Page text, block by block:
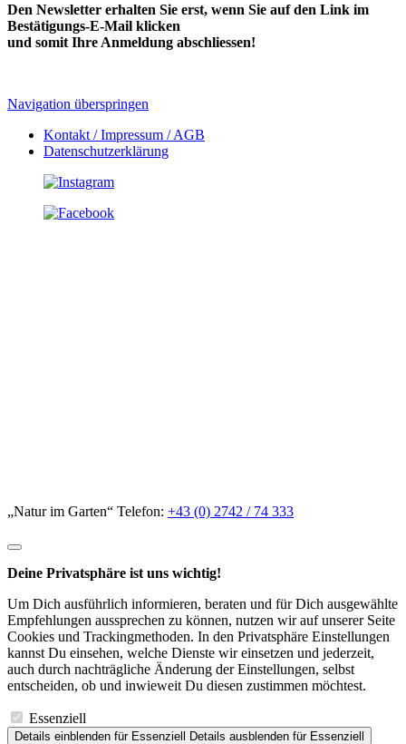
Den Newsletter erhalten Sie erst, wenn Sie auf den Link im
Bestätigungs-E-Mail klicken
und somit Ihre Anmeldung abschliessen!
Navigation überspringen
Kontakt / Impressum / AGB
Datenschutzerklärung
„Natur im Garten“ Telefon: +43 (0) 2742 / 74 333
Deine Privatsphäre ist uns wichtig!
Um Dich ausführlich informieren, beraten und für Dich ausgewählte
Empfehlungen aussprechen zu können, nutzen wir auf unserer Seite
Cookies und Trackingmethoden. In den Privatsphäre Einstellungen
kannst Du einsehen, welche Dienste wir einsetzen und jederzeit,
auch durch nachträgliche Änderung der Einstellungen, selbst
entscheiden, ob und inwieweit Du diesen zustimmen möchtest.
Essenziell
Details einblenden für Essenziell Details ausblenden für Essenziell